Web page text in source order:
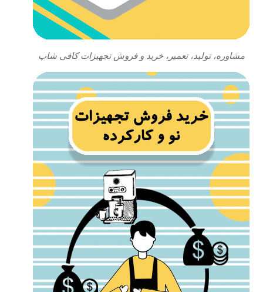
مشاوره، تولید، تعمیر، خرید و فروش تجهیزات کافی شاپ